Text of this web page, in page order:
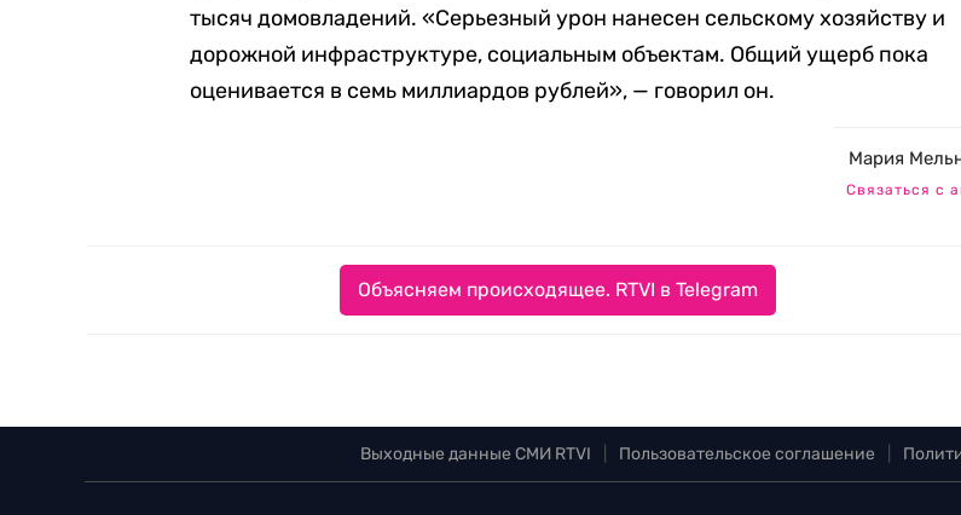
тысяч домовладений. «Серьезный урон нанесен сельскому хозяйству и
дорожной инфраструктуре, социальным объектам. Общий ущерб пока
оценивается в семь миллиардов рублей», — говорил он.
Мария
Связаться с
Объясняем происходящее. RTVI в Telegram
Выходные данные СМИ RTVI Пользовательское соглашение